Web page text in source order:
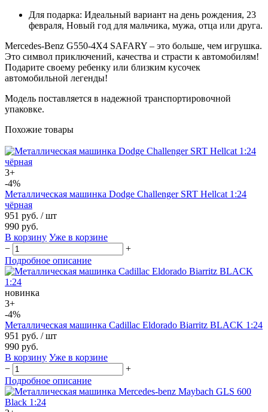
Для подарка: Идеальный вариант на день рождения, 23
февраля, Новый год для мальчика, мужа, отца или друга.
Mercedes-Benz G550-4X4 SAFARY – это больше, чем игрушка.
Это символ приключений, качества и страсти к автомобилям!
Подарите своему ребенку или близким кусочек
автомобильной легенды!
Модель поставляется в надежной транспортировочной
упаковке.
Похожие товары
3+
-4%
Металлическая машинка Dodge Challenger SRT Hellcat 1:24
чёрная
951 руб. / шт
990 руб.
В корзину Уже в корзине
−
+
Подробное описание
новинка
3+
-4%
Металлическая машинка Cadillac Eldorado Biarritz BLACK 1:24
951 руб. / шт
990 руб.
В корзину Уже в корзине
−
+
Подробное описание